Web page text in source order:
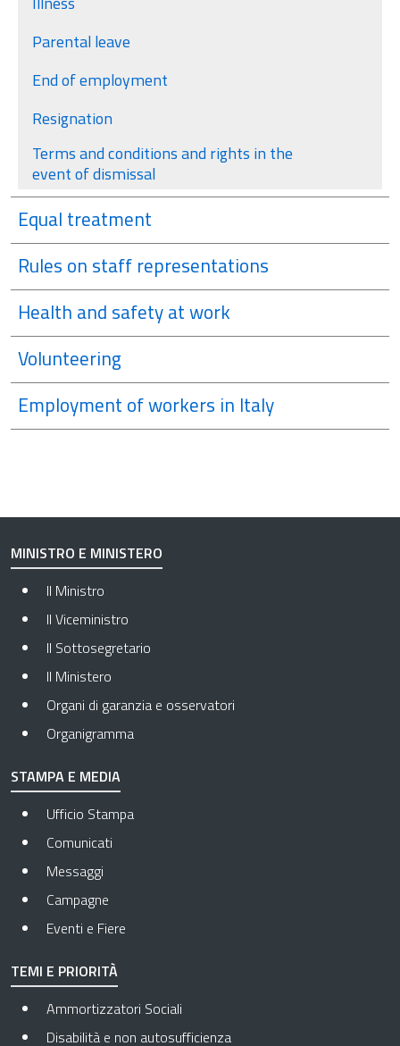
Parental leave
End of employment
Resignation
Terms and conditions and rights in the
event of dismissal
Equal treatment
Rules on staff representations
Health and safety at work
Volunteering
Employment of workers in Italy
MINISTRO E MINISTERO
Il Ministro
Il Viceministro
Il Sottosegretario
Il Ministero
Organi di garanzia e osservatori
Organigramma
STAMPA E MEDIA
Ufficio Stampa
Comunicati
Messaggi
Campagne
Eventi e Fiere
TEMI E PRIORITÀ
Ammortizzatori Sociali
Disabilità e non autosufficienza